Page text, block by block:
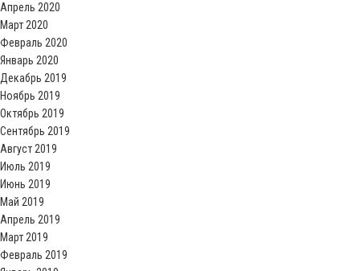
Апрель 2020
Март 2020
Февраль 2020
Январь 2020
Декабрь 2019
Ноябрь 2019
Октябрь 2019
Сентябрь 2019
Август 2019
Июль 2019
Июнь 2019
Май 2019
Апрель 2019
Март 2019
Февраль 2019